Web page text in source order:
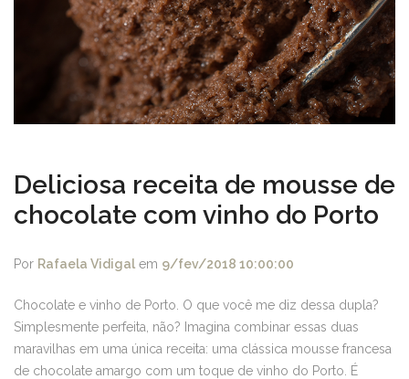
Deliciosa receita de mousse de
chocolate com vinho do Porto
Por Rafaela Vidigal em 9/fev/2018 10:00:00
Chocolate e vinho de Porto. O que você me diz dessa dupla?
Simplesmente perfeita, não? Imagina combinar essas duas
maravilhas em uma única receita: uma clássica mousse francesa
de chocolate amargo com um toque de vinho do Porto. É